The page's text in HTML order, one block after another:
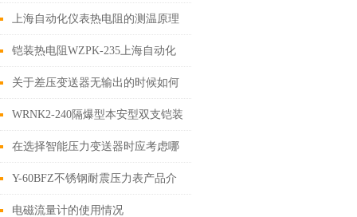
的一款产品呢？
上海自动化仪表热电阻的测温原理
介绍
铠装热电阻WZPK-235上海自动化
仪表三厂
关于差压变送器无输出的时候如何
做出调试
WRNK2-240隔爆型本安型双支铠装
热电偶
在选择智能压力变送器时应考虑哪
些因素？
Y-60BFZ不锈钢耐震压力表产品介
绍
电磁流量计的使用情况